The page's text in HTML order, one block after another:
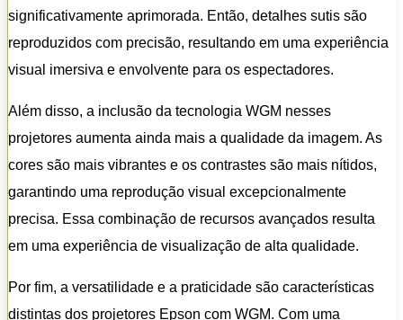
significativamente aprimorada. Então, detalhes sutis são
reproduzidos com precisão, resultando em uma experiência
visual imersiva e envolvente para os espectadores.
Além disso, a inclusão da tecnologia WGM nesses
projetores aumenta ainda mais a qualidade da imagem. As
cores são mais vibrantes e os contrastes são mais nítidos,
garantindo uma reprodução visual excepcionalmente
precisa. Essa combinação de recursos avançados resulta
em uma experiência de visualização de alta qualidade.
Por fim, a versatilidade e a praticidade são características
distintas dos projetores Epson com WGM. Com uma